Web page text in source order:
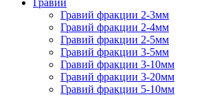
Гравий
Гравий фракции 2-3мм
Гравий фракции 2-4мм
Гравий фракции 2-5мм
Гравий фракции 3-5мм
Гравий фракции 3-10мм
Гравий фракции 3-20мм
Гравий фракции 5-10мм